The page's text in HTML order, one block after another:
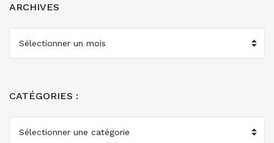
ARCHIVES
ARCHIVES
CATÉGORIES :
CATÉGORIES